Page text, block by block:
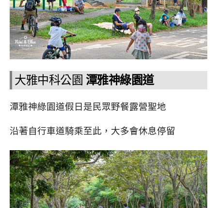
大雅中科公園 潭雅神綠園道
潭雅神綠園道假日是民眾野餐露營聖地
沿著自行車道騎乘至此，大多會休息停留